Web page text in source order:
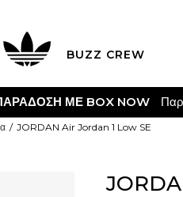
BUZZ CREW
ΜΕ BOX NOW
JORDAN Air Jordan 1 Low SE